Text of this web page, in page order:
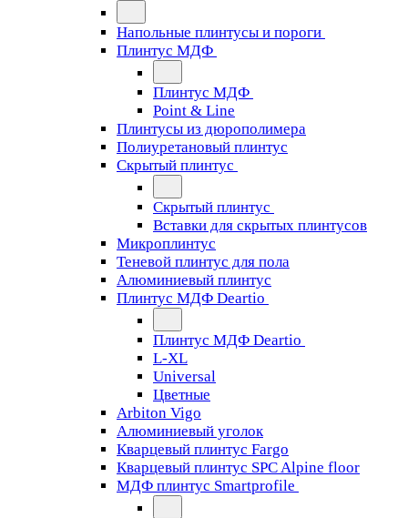
Напольные плинтусы и пороги
Плинтус МДФ
Плинтус МДФ
Point & Line
Плинтусы из дюрополимера
Полиуретановый плинтус
Скрытый плинтус
Скрытый плинтус
Вставки для скрытых плинтусов
Микроплинтус
Теневой плинтус для пола
Алюминиевый плинтус
Плинтус МДФ Deartio
Плинтус МДФ Deartio
L-XL
Universal
Цветные
Arbiton Vigo
Алюминиевый уголок
Кварцевый плинтус Fargo
Кварцевый плинтус SPC Alpine floor
МДФ плинтус Smartprofile